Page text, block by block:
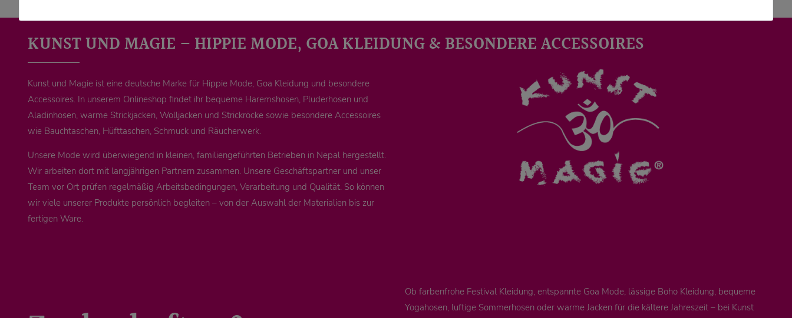
KUNST UND MAGIE – HIPPIE MODE, GOA KLEIDUNG & BESONDERE ACCESSOIRES
Kunst und Magie ist eine deutsche Marke für Hippie Mode, Goa Kleidung und besondere
Accessoires. In unserem Onlineshop findet ihr bequeme Haremshosen, Pluderhosen und
Aladinhosen, warme Strickjacken, Wolljacken und Strickröcke sowie besondere Accessoires
wie Bauchtaschen, Hüfttaschen, Schmuck und Räucherwerk.
Unsere Mode wird überwiegend in kleinen, familiengeführten Betrieben in Nepal hergestellt.
Wir arbeiten dort mit langjährigen Partnern zusammen. Unsere Geschäftspartner und unser
Team vor Ort prüfen regelmäßig Arbeitsbedingungen, Verarbeitung und Qualität. So können
wir viele unserer Produkte persönlich begleiten – von der Auswahl der Materialien bis zur
fertigen Ware.
Ob farbenfrohe Festival Kleidung, entspannte Goa Mode, lässige Boho Kleidung, bequeme
Yogahosen, luftige Sommerhosen oder warme Jacken für die kältere Jahreszeit – bei Kunst